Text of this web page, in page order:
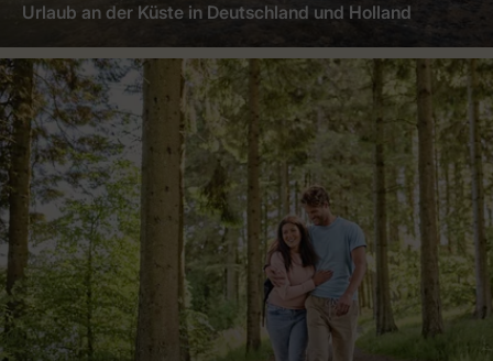
Urlaub an der Küste in Deutschland und Holland